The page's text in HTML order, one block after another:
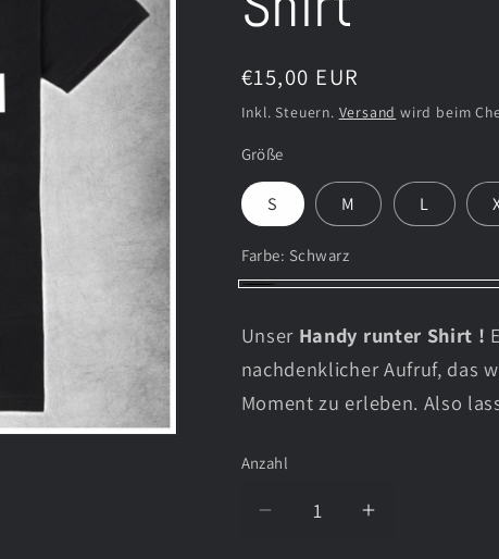
Normaler
Preis
€15,00 EUR
Inkl. Steuern. Versand wird beim
Größe
S M L
Farbe: Schwarz
Unser Handy runter Shirt !
nachdenklicher Aufruf, das
Moment zu erleben. Also
Anzahl
VerringereErhöhe